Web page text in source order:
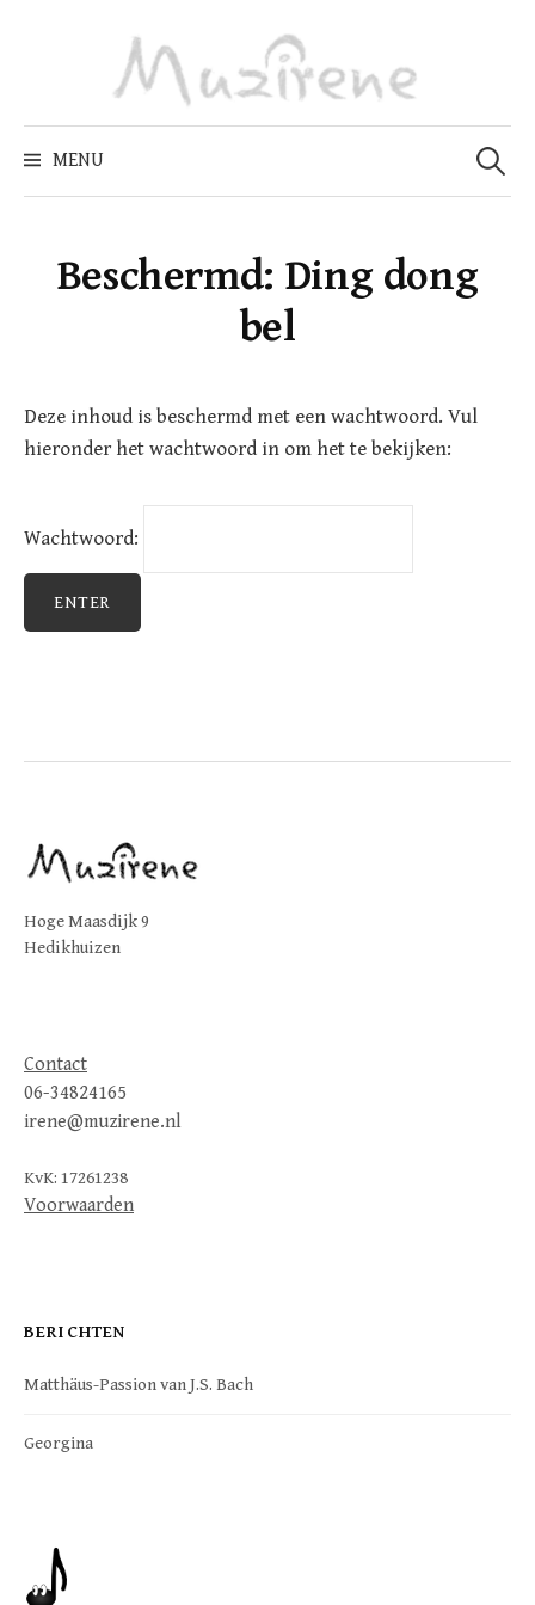
MENU
Zoeken
naar:
Beschermd: Ding dong
bel
Deze inhoud is beschermd met een wachtwoord. Vul
hieronder het wachtwoord in om het te bekijken:
Wachtwoord:
Hoge Maasdijk 9
Hedikhuizen
Contact
06-34824165
irene@muzirene.nl
KvK: 17261238
Voorwaarden
BERICHTEN
Matthäus-Passion van J.S. Bach
Georgina